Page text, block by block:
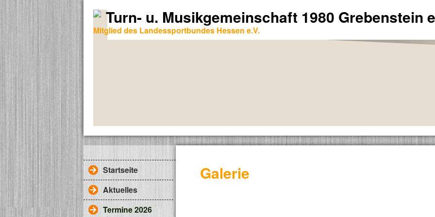
Turn- u. Musikgemeinschaft 1980 Grebenstein
Mitglied des Landessportbundes Hessen e.V.
Startseite
Aktuelles
Termine 2026
Galerie